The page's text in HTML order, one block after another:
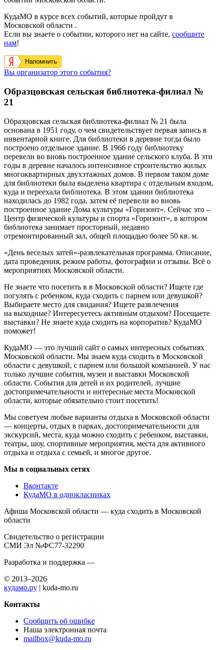
КудаМО в курсе всех событий, которые пройдут в
Московской области .
Если вы знаете о событии, которого нет на сайте, сообщите
нам!
Напомнить
Вы организатор этого события?
Образцовская сельская библиотека-филиал №
21
Образцовская сельская библиотека-филиал № 21 была
основана в 1951 году, о чем свидетельствует первая запись в
инвентарной книге. Для библиотеки в деревне тогда было
построено отдельное здание. В 1966 году библиотеку
перевели во вновь построенное здание сельского клуба. В эти
годы в деревне началось интенсивное строительство жилых
многоквартирных двухэтажных домов. В первом таком доме
для библиотеки была выделена квартира с отдельным входом,
куда и переехала библиотека. В этом здании библиотека
находилась до 1982 года, затем её перевели во вновь
построенное здание Дома культуры «Горизонт». Сейчас это –
Центр физической культуры и спорта «Горизонт», в котором
библиотека занимает просторный, недавно
отремонтированный зал, общей площадью более 50 кв. м.
«День веселых затей»-развлекательная программа. Описание,
дата проведения, режим работы, фотографии и отзывы. Всё о
мероприятиях Московской области.
Не знаете что посетить в в Московской области? Ищете где
погулять с ребенком, куда сходить с парнем или девушкой?
Выбираете место для свидания? Ищете развлечения
на выходные? Интересуетесь активным отдыхом? Посещаете
выставки? Не знаете куда сходить на корпоратив? КудаМО
поможет!
КудаМО — это лучший сайт о самых интересных событиях
Московской области. Мы знаем куда сходить в Московской
области с девушкой, с парнем или большой компанией. У нас
только лучшие события, музеи и выставки Московской
области. События для детей и их родителей, лучшие
достопримечательности и интересные места Московской
области, которые обязательно стоит посетить!
Мы советуем любые варианты отдыха в Московской области
— концерты, отдых в парках, достопримечательности для
экскурсий, места, куда можно сходить с ребенком, выставки,
театры, шоу, спортивные мероприятия, места для активного
отдыха и отдыха с семьей, и многое другое.
Мы в социальных сетях
Вконтакте
КудаМО в однокласниках
Афиша Московской области — куда сходить в Московской
области
Свидетельство о регистрации
СМИ Эл №ФС77-32290
Разработка и поддержка —
© 2013–2026
кудамо.ру | kuda-mo.ru
Контакты
Сообщить об ошибке
Наша электронная почта
mailbox@kuda-mo.ru